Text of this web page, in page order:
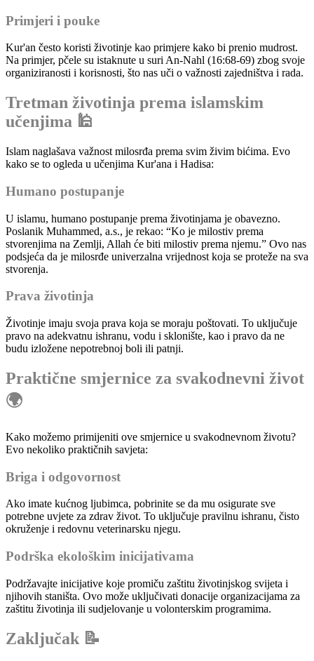
Primjeri i pouke
Kur'an često koristi životinje kao primjere kako bi prenio mudrost.
Na primjer, pčele su istaknute u suri An-Nahl (16:68-69) zbog svoje
organiziranosti i korisnosti, što nas uči o važnosti zajedništva i rada.
Tretman životinja prema islamskim
učenjima 🕌
Islam naglašava važnost milosrđa prema svim živim bićima. Evo
kako se to ogleda u učenjima Kur'ana i Hadisa:
Humano postupanje
U islamu, humano postupanje prema životinjama je obavezno.
Poslanik Muhammed, a.s., je rekao: “Ko je milostiv prema
stvorenjima na Zemlji, Allah će biti milostiv prema njemu.” Ovo nas
podsjeća da je milosrđe univerzalna vrijednost koja se proteže na sva
stvorenja.
Prava životinja
Životinje imaju svoja prava koja se moraju poštovati. To uključuje
pravo na adekvatnu ishranu, vodu i sklonište, kao i pravo da ne
budu izložene nepotrebnoj boli ili patnji.
Praktične smjernice za svakodnevni život
🌍
Kako možemo primijeniti ove smjernice u svakodnevnom životu?
Evo nekoliko praktičnih savjeta:
Briga i odgovornost
Ako imate kućnog ljubimca, pobrinite se da mu osigurate sve
potrebne uvjete za zdrav život. To uključuje pravilnu ishranu, čisto
okruženje i redovnu veterinarsku njegu.
Podrška ekološkim inicijativama
Podržavajte inicijative koje promiču zaštitu životinjskog svijeta i
njihovih staništa. Ovo može uključivati donacije organizacijama za
zaštitu životinja ili sudjelovanje u volonterskim programima.
Zaključak 📝